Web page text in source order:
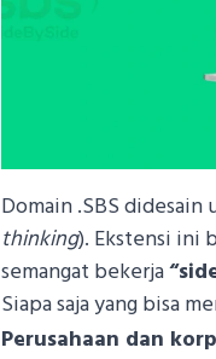
Domain .SBS
thinking). Ekstensi ini
semangat bekerja
Siapa saja yang bisa
Perusahaan dan